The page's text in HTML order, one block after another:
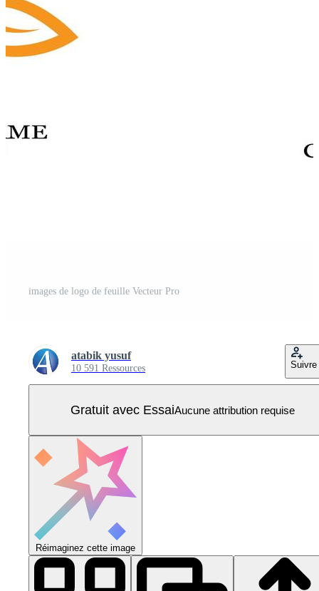
images de logo de feuille Vecteur Pro
atabik yusuf
10 591 Ressources Suivre
Gratuit avec EssaiAucune attribution requise
Réimaginez cette image